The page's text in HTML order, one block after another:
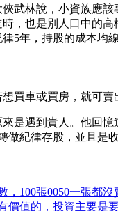
武林說，小資族應
，也是別人口中的
5年，持股的成本均
買車或買房，就可
是遇到貴人。他回
做紀律存股，並且
，100張0050一張都沒
價值的，投資主要是